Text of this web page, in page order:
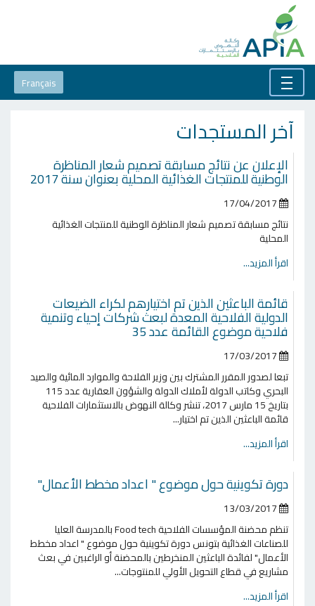
Français
آخر المستجدات
الإعلان عن نتائج مسابقة تصميم شعار المناظرة
الوطنية للمنتجات الغذائية المحلية بعنوان سنة 2017
نتائج مسابقة تصميم شعار المناظرة الوطنية للمنتجات الغذائية
المحلية
اقرأ المزيد...
قائمة الباعثين الذين تم اختيارهم لكراء الضيعات
الدولية الفلاحية المعدة لبعث شركات إحياء وتنمية
فلاحية موضوع القائمة عدد 35
تبعا لصدور المقرر المشترك بين وزير الفلاحة والموارد المائية والصيد
البحري وكاتب الدولة لأملاك الدولة والشؤون العقارية عدد 115
بتاريخ 15 مارس 2017، تنشر وكالة النهوض بالاستثمارات الفلاحية
قائمة الباعثين الذين تم اختيار...
اقرأ المزيد...
دورة تكوينية حول موضوع " اعداد مخطط الأعمال"
تنظم محضنة المؤسسات الفلاحية Food tech بالمدرسة العليا
للصناعات الغذائية بتونس دورة تكوينية حول موضوع " اعداد مخطط
الأعمال" لفائدة الباعثين المنخرطين بالمحضنة أو الراغبين في بعث
مشاريع في قطاع التحويل الأولي للمنتوجات...
اقرأ المزيد...